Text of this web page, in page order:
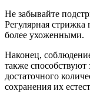
Не забывайте
Регулярная стрижка
более ухоженными.
Наконец,
также
достаточного
сохранения их